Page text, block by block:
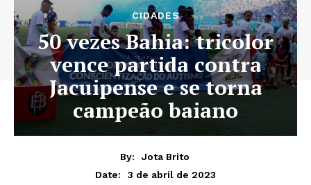
CIDADES
50 vezes Bahia: tricolor
vence partida contra
Jacuipense e se torna
campeão baiano
By:
Jota Brito
Date:
3 de abril de 2023